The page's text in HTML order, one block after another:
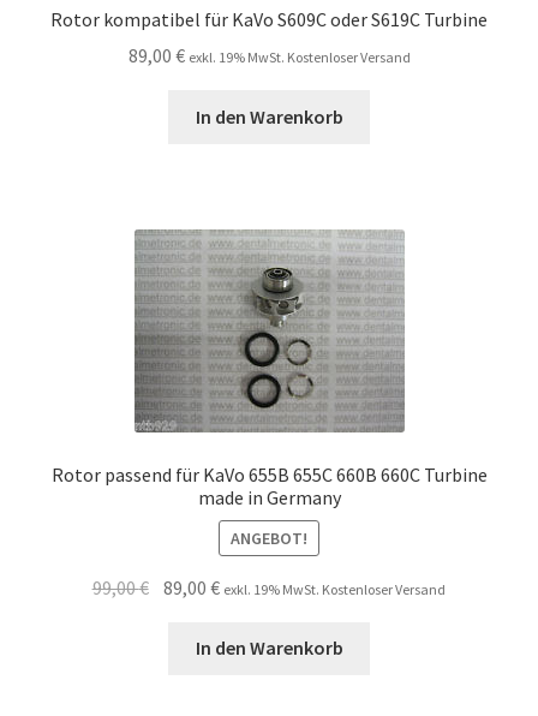
Rotor kompatibel für KaVo S609C oder S619C Turbine
89,00 € exkl. 19% MwSt. Kostenloser Versand
In den Warenkorb
Rotor passend für KaVo 655B 655C 660B 660C Turbine
made in Germany
ANGEBOT!
99,00€ Ursprünglicher
89,00€Aktueller
ist:
exkl. 19% MwSt. Kostenloser Versand
In den Warenkorb